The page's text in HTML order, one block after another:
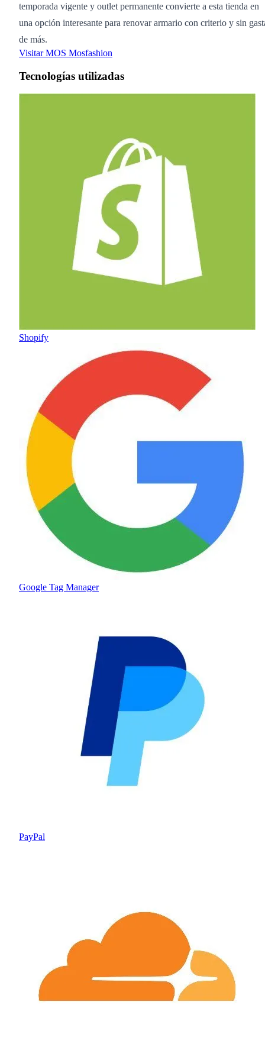
temporada vigente y outlet permanente convierte a esta tienda en
una opción interesante para renovar armario con criterio y sin
de más.
Visitar MOS Mosfashion
Tecnologías utilizadas
Shopify
Google Tag Manager
PayPal